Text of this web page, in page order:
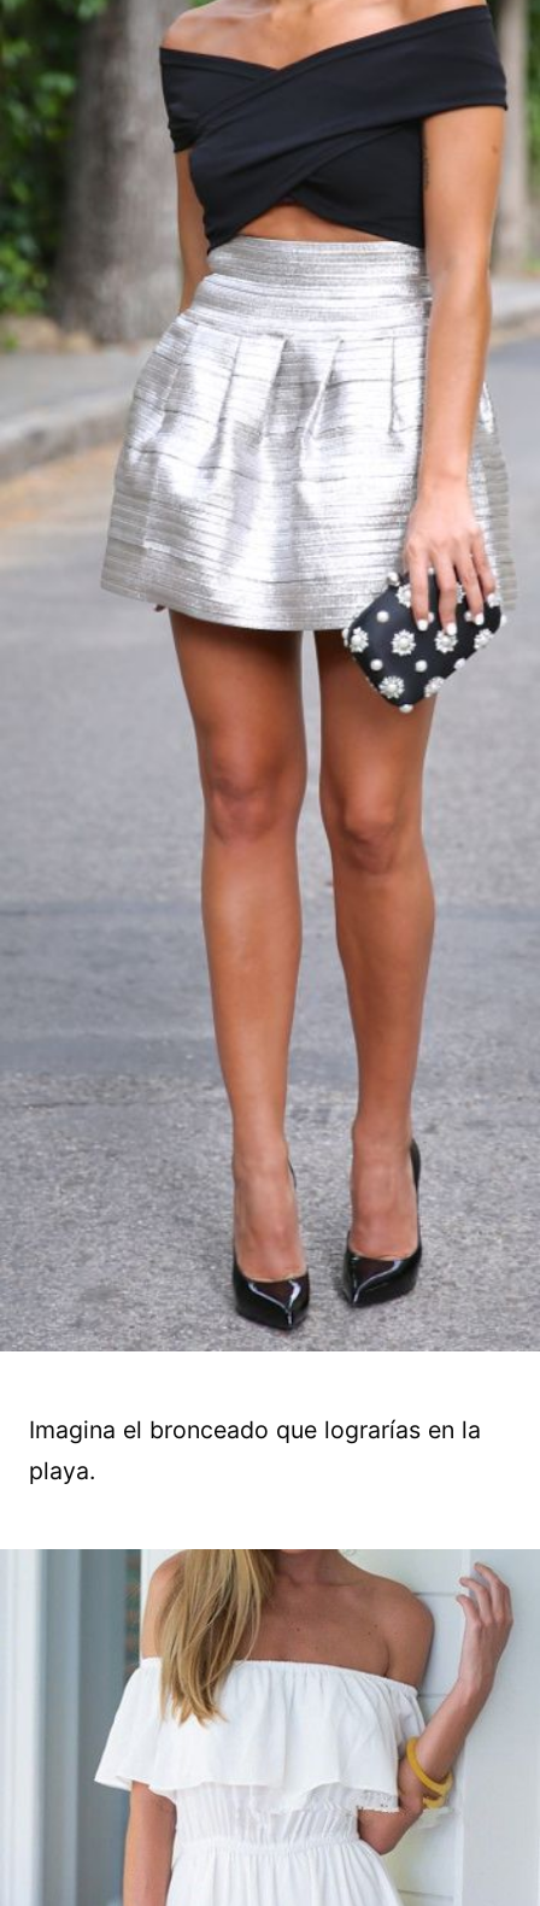
Imagina el bronceado que lograrías en la
playa.